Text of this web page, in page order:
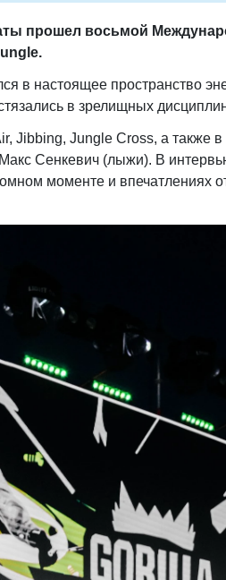
прошел восьмой
.
в настоящее пространство
в зрелищных
Jibbing, Jungle Cross, а также
Сенкевич (лыжи). В
моменте и впечатлениях